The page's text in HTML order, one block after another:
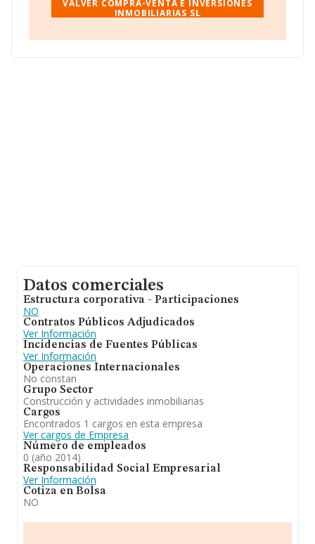
En base a la información de la que dispone INFORMA
nacional alcanza los 4.318 millones de euros y la media
VALVER COMPRA-VENTA E INVERSIONES
INMOBILIARIAS SL
Datos comerciales
Estructura corporativa - Participaciones
NO
Contratos Públicos Adjudicados
Ver Información
Incidencias de Fuentes Públicas
Ver Información
Operaciones Internacionales
No constan
Grupo Sector
Construcción y actividades inmobiliarias
Cargos
Encontrados 1 cargos en esta empresa
Ver cargos de Empresa
Número de empleados
0 (año 2014)
Responsabilidad Social Empresarial
Ver Información
Cotiza en Bolsa
NO